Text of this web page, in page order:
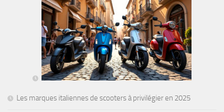
Les marques italiennes de scooters à privilégier en 2025